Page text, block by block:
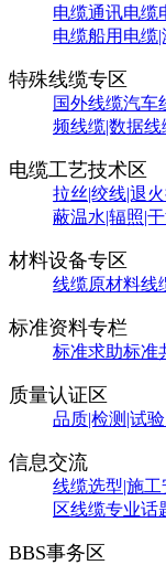
电缆通讯电缆
电缆船用电缆
特殊线缆专区
国外线缆汽车
频线缆|数据线
电缆工艺技术区
拉丝|绞线|退火
蔽温水|辐照|
材料设备专区
线缆原材料线
标准资料专栏
标准求助标准
质量认证区
品质|检测|试验
信息交流
线缆选型|施工
区线缆专业话
BBS事务区